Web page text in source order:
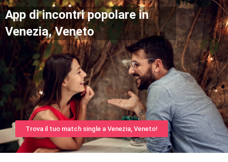
App di incontri popolare in
Venezia, Veneto
Trova il tuo match single a Venezia, Veneto!